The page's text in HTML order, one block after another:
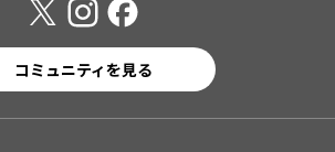
コミュニティを見る